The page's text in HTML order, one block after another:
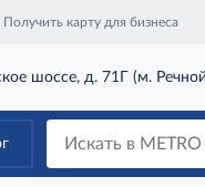
Получить карту для бизнеса
шоссе, д. 71Г (м. Речной